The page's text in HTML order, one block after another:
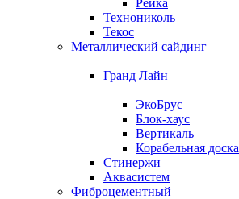
Рейка
Технониколь
Текос
Металлический сайдинг
Гранд Лайн
ЭкоБрус
Блок-хаус
Вертикаль
Корабельная доска
Стинержи
Аквасистем
Фиброцементный